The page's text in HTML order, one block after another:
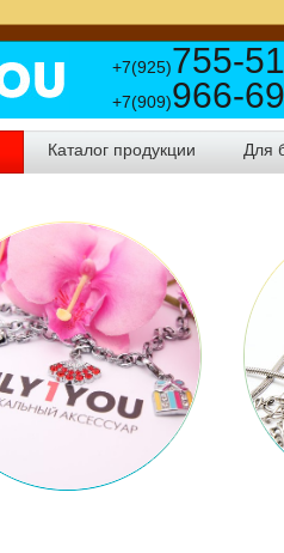
+7(925)755-
+7(909)966-
Каталог продукции Для